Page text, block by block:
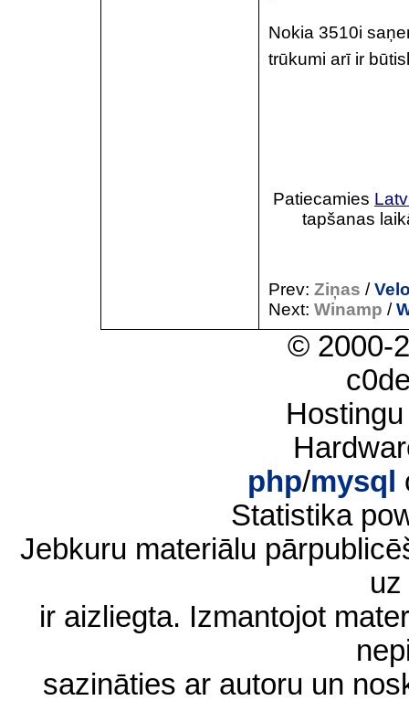
Nokia 3510i
trūkumi arī ir
Patiecamies
tapšanas
Prev: Ziņas /
Next: Winamp /
© 2000-
php/mysql
Statistika
Jebkuru materiālu
ir aizliegta. Izmantojot
sazināties ar autoru un